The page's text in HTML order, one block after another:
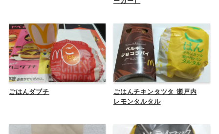
ごはんダブチ
ごはんチキンタツタ 瀬戸内
レモンタルタル